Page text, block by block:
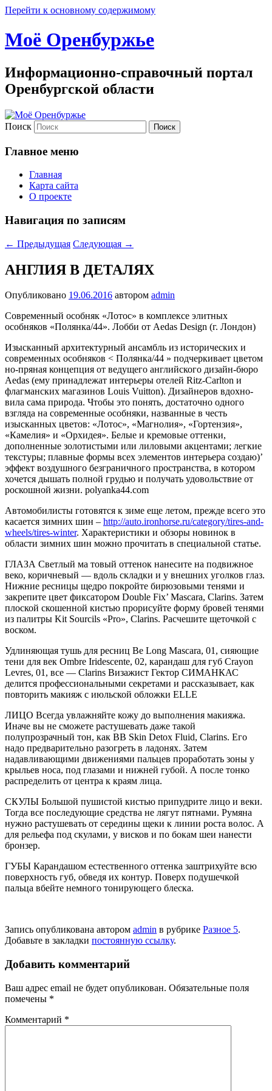
Перейти к основному содержимому
Моё Оренбуржье
Информационно-справочный портал
Оренбургской области
Поиск
Главное меню
Главная
Карта сайта
О проекте
Навигация по записям
← Предыдущая Следующая →
АНГЛИЯ В ДЕТАЛЯХ
Опубликовано 19.06.2016 автором admin
Современный особняк «Лотос» в комплексе элит­ных
особняков «Полянка/44». Лобби от Aedas Design (г. Лондон)
Изысканный архитектурный ансамбль из истори­ческих и
современных особняков < Полянка/44 » подчеркивает цветом
но-пряная концепция от веду­щего английского дизайн-бюро
Aedas (ему принад­лежат интерьеры отелей Ritz-Carlton и
флагман­ских магазинов Louis Vuitton). Дизайнеров вдохно­
вила сама природа. Чтобы это понять, достаточно одного
взгляда на современные особняки, назван­ные в честь
изысканных цветов: «Лотос», «Магно­лия», «Гортензия»,
«Камелия» и «Орхидея». Белые и кремовые оттенки,
дополненные золотистыми или лиловыми акцентами; легкие
текстуры; плав­ные формы всех элементов интерьера создаю)’
эф­фект воздушного безграничного пространства, в котором
хочется дышать полной грудью и полу­чать удовольствие от
роскошной жизни. polyanka44.com
Автомобилисты готовятся к зиме еще летом, прежде всего это
касается зимних шин – http://auto.ironhorse.ru/category/tires-and-
wheels/tires-winter. Характеристики и обзоры новинок в
области зимних шин можно прочитать в специальной статье.
ГЛАЗА Светлый ма товый оттенок нанесите на подвижное
веко, ко­ричневый — вдоль складки и у внешних уголков глаз.
Нижние ресницы щедро покройте бирюзовыми тенями и
закрепите цвет фиксатором Double Fix’ Mascara, Clarins. Затем
плоской скошенной кистью прорисуйте форму бро­вей тенями
из палитры Kit Sourcils «Pro», Clarins. Рас­чешите щеточкой с
воском.
Удлиняющая тушь для рес­ниц Be Long Mascara, 01, сияющие
тени для век Ombre Iridescente, 02, карандаш для губ Crayon
Levres, 01, все — Clarins Визажист Гектор СИМАНКАС
делится профессиональными секретами и рассказывает, как
повторить макияж с июльской обложки ELLE
ЛИЦО Всегда увлажняй­те кожу до выполнения ма­кияжа.
Иначе вы не сможе­те растушевать даже такой
полупрозрачный тон, как ВВ Skin Detox Fluid, Clarins. Его
надо предваритель­но разогреть в ладонях. Затем
надавливающими движениями пальцев про­работать зоны у
крыльев носа, под глазами и ниж­ней губой. А после тонко
распределить от центра к краям лица.
СКУЛЫ Большой пуши­стой кистью припудрите лицо и веки.
Тогда все по­следующие средства не лягут пятнами. Румяна
нуж­но растушевать от сере­дины щеки к линии роста волос. А
для рельефа под скулами, у висков и по бо­кам шеи нанести
бронзер.
ГУБЫ Карандашом естественного оттенка заштрихуйте всю
поверх­ность губ, обведя их кон­тур. Поверх подушечкой
пальца вбейте немного тонирующего блеска.
Запись опубликована автором admin в рубрике Разное 5.
Добавьте в закладки постоянную ссылку.
Добавить комментарий
Ваш адрес email не будет опубликован. Обязательные поля
помечены *
Комментарий *